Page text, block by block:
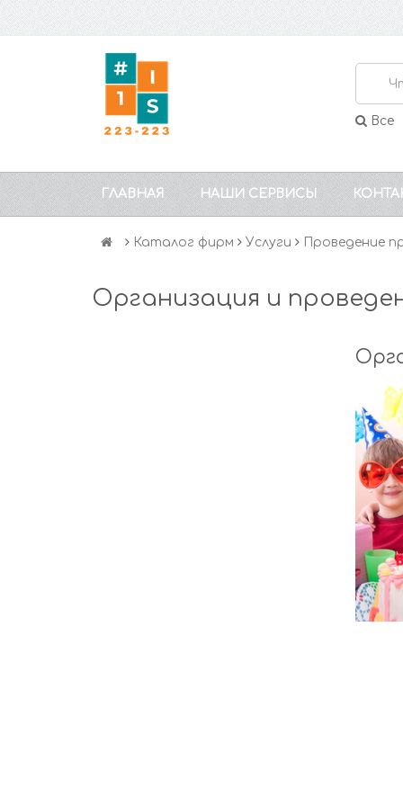
Все
ГЛАВНАЯ НАШИ СЕРВИСЫ
Каталог фирм Услуги Проведение
Организация и